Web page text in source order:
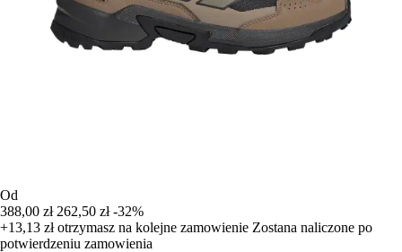
Od
388,00 zł 262,50 zł -32%
+13,13 złotrzymasz na kolejne zamowienie Zostana naliczone po
potwierdzeniu zamowienia